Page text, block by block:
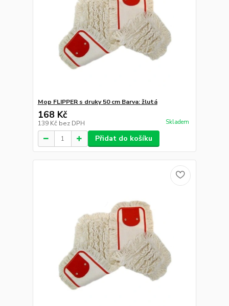
Mop FLIPPER s druky 50 cm Barva: žlutá
168 Kč
139 Kč bez DPH Skladem
Přidat do košíku